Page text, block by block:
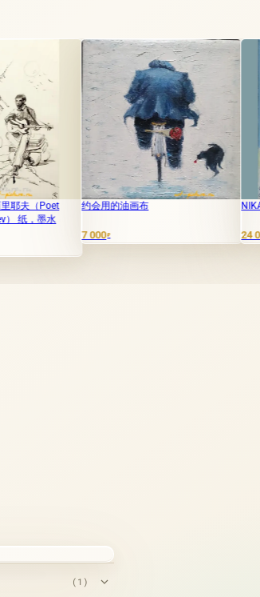
约会用的油画布 NIKA 布面画，丙
(1)